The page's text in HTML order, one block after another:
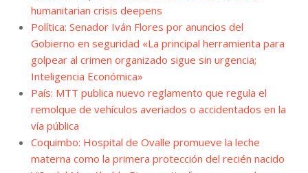
humanitarian crisis deepens
Política: Senador Iván Flores por anuncios del
Gobierno en seguridad «La principal herramienta para
golpear al crimen organizado sigue sin urgencia;
Inteligencia Económica»
País: MTT publica nuevo reglamento que regula el
remolque de vehículos averiados o accidentados en la
vía pública
Coquimbo: Hospital de Ovalle promueve la leche
materna como la primera protección del recién nacido